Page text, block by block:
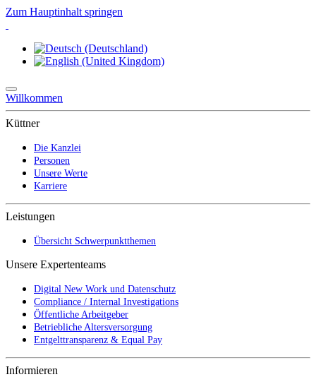
Zum Hauptinhalt springen
Willkommen
Küttner
Die Kanzlei
Personen
Unsere Werte
Karriere
Leistungen
Übersicht Schwerpunktthemen
Unsere Expertenteams
Digital New Work und Datenschutz
Compliance / Internal Investigations
Öffentliche Arbeitgeber
Betriebliche Altersversorgung
Entgelttransparenz & Equal Pay
Informieren